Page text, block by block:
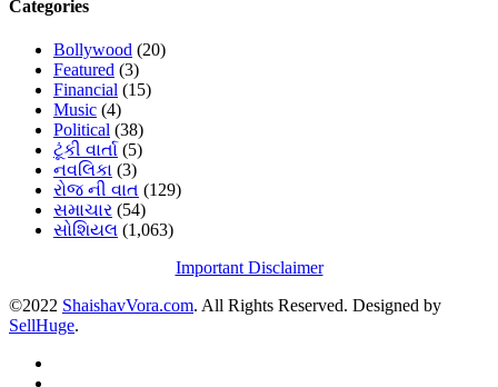
Categories
Bollywood (20)
Featured (3)
Financial (15)
Music (4)
Political (38)
ટૂંકી વાર્તા (5)
નવલિકા (3)
રોજ ની વાત (129)
સમાચાર (54)
સોશિયલ (1,063)
Important Disclaimer
©2022 ShaishavVora.com. All Rights Reserved. Designed by
SellHuge.